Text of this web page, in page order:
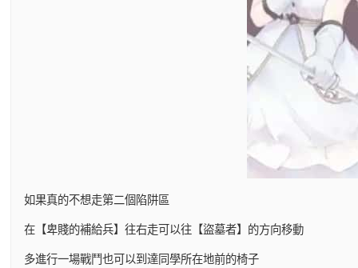
如果真的不想走第二個陷阱區
在【卑賤的補給兵】往右走可以往【盜墓者】的方向移動
多進行一場戰鬥也可以到達同學所在地前的椅子